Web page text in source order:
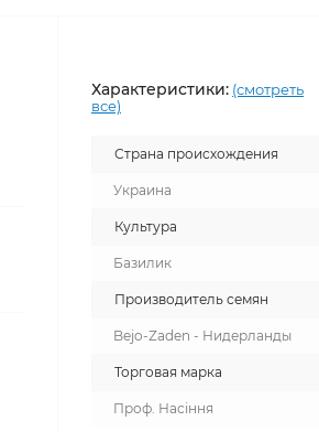
Характеристики: (смотреть
все)
Страна происхождения
Украина
Культура
Базилик
Производитель семян
Bejo-Zaden - Нидерланды
Торговая марка
Проф. Насіння